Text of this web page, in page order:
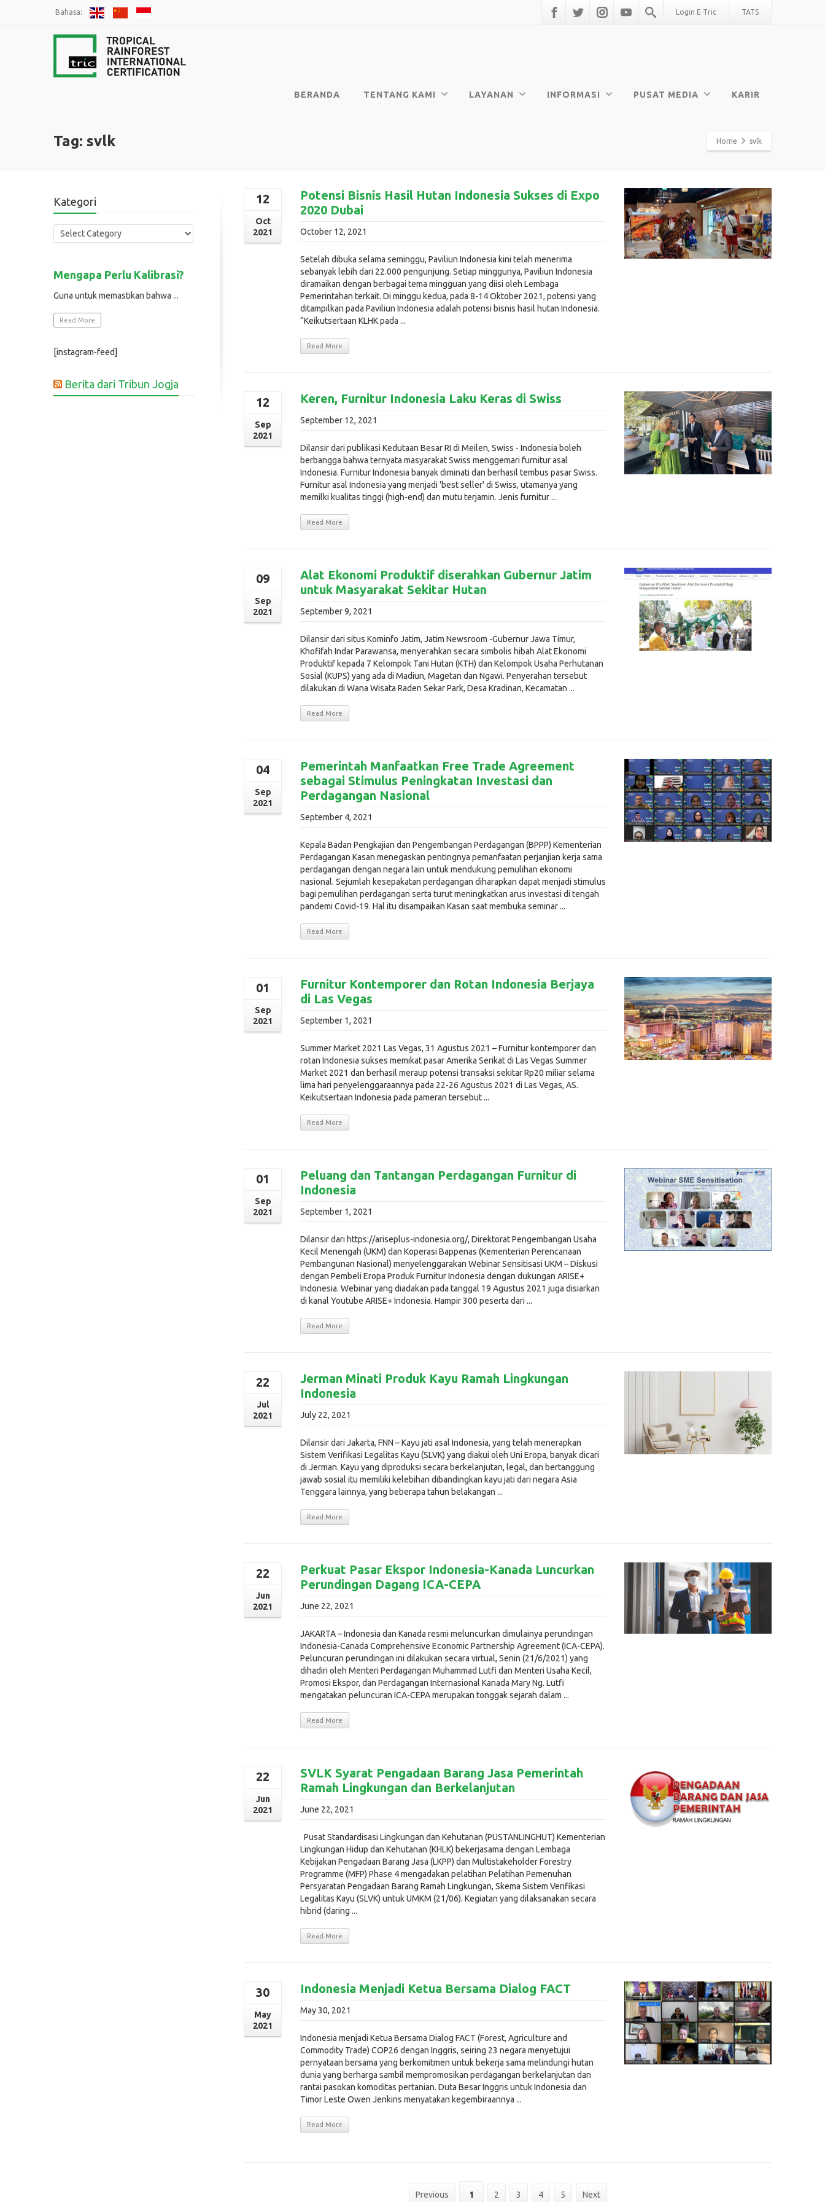
Bahasa: Login E-Tric TATS
BERANDA TENTANG KAMI LAYANAN INFORMASI PUSAT MEDIA KARIR
Tag: svlk Home svlk
12
Oct
2021
Potensi Bisnis Hasil Hutan Indonesia Sukses di Expo
2020 Dubai
October 12, 2021
Setelah dibuka selama seminggu, Paviliun Indonesia kini telah menerima
sebanyak lebih dari 22.000 pengunjung. Setiap minggunya, Paviliun Indonesia
diramaikan dengan berbagai tema mingguan yang diisi oleh Lembaga
Pemerintahan terkait. Di minggu kedua, pada 8-14 Oktober 2021, potensi yang
ditampilkan pada Paviliun Indonesia adalah potensi bisnis hasil hutan Indonesia.
“Keikutsertaan KLHK pada ...
Read More
12
Sep
2021
Keren, Furnitur Indonesia Laku Keras di Swiss
September 12, 2021
Dilansir dari publikasi Kedutaan Besar RI di Meilen, Swiss - Indonesia boleh
berbangga bahwa ternyata masyarakat Swiss menggemari furnitur asal
Indonesia. Furnitur Indonesia banyak diminati dan berhasil tembus pasar Swiss.
Furnitur asal Indonesia yang menjadi 'best seller' di Swiss, utamanya yang
memilki kualitas tinggi (high-end) dan mutu terjamin. Jenis furnitur ...
Read More
09
Sep
2021
Alat Ekonomi Produktif diserahkan Gubernur Jatim
untuk Masyarakat Sekitar Hutan
September 9, 2021
Dilansir dari situs Kominfo Jatim, Jatim Newsroom -Gubernur Jawa Timur,
Khofifah Indar Parawansa, menyerahkan secara simbolis hibah Alat Ekonomi
Produktif kepada 7 Kelompok Tani Hutan (KTH) dan Kelompok Usaha Perhutanan
Sosial (KUPS) yang ada di Madiun, Magetan dan Ngawi. Penyerahan tersebut
dilakukan di Wana Wisata Raden Sekar Park, Desa Kradinan, Kecamatan ...
Read More
04
Sep
2021
Pemerintah Manfaatkan Free Trade Agreement
sebagai Stimulus Peningkatan Investasi dan
Perdagangan Nasional
September 4, 2021
Kepala Badan Pengkajian dan Pengembangan Perdagangan (BPPP) Kementerian
Perdagangan Kasan menegaskan pentingnya pemanfaatan perjanjian kerja sama
perdagangan dengan negara lain untuk mendukung pemulihan ekonomi
nasional. Sejumlah kesepakatan perdagangan diharapkan dapat menjadi stimulus
bagi pemulihan perdagangan serta turut meningkatkan arus investasi di tengah
pandemi Covid-19. Hal itu disampaikan Kasan saat membuka seminar ...
Read More
01
Sep
2021
Furnitur Kontemporer dan Rotan Indonesia Berjaya
di Las Vegas
September 1, 2021
Summer Market 2021 Las Vegas, 31 Agustus 2021 – Furnitur kontemporer dan
rotan Indonesia sukses memikat pasar Amerika Serikat di Las Vegas Summer
Market 2021 dan berhasil meraup potensi transaksi sekitar Rp20 miliar selama
lima hari penyelenggaraannya pada 22-26 Agustus 2021 di Las Vegas, AS.
Keikutsertaan Indonesia pada pameran tersebut ...
Read More
01
Sep
2021
Peluang dan Tantangan Perdagangan Furnitur di
Indonesia
September 1, 2021
Dilansir dari https://ariseplus-indonesia.org/, Direktorat Pengembangan Usaha
Kecil Menengah (UKM) dan Koperasi Bappenas (Kementerian Perencanaan
Pembangunan Nasional) menyelenggarakan Webinar Sensitisasi UKM – Diskusi
dengan Pembeli Eropa Produk Furnitur Indonesia dengan dukungan ARISE+
Indonesia. Webinar yang diadakan pada tanggal 19 Agustus 2021 juga disiarkan
di kanal Youtube ARISE+ Indonesia. Hampir 300 peserta dari ...
Read More
22
Jul
2021
Jerman Minati Produk Kayu Ramah Lingkungan
Indonesia
July 22, 2021
Dilansir dari Jakarta, FNN – Kayu jati asal Indonesia, yang telah menerapkan
Sistem Verifikasi Legalitas Kayu (SLVK) yang diakui oleh Uni Eropa, banyak dicari
di Jerman. Kayu yang diproduksi secara berkelanjutan, legal, dan bertanggung
jawab sosial itu memiliki kelebihan dibandingkan kayu jati dari negara Asia
Tenggara lainnya, yang beberapa tahun belakangan ...
Read More
22
Jun
2021
Perkuat Pasar Ekspor Indonesia-Kanada Luncurkan
Perundingan Dagang ICA-CEPA
June 22, 2021
JAKARTA – Indonesia dan Kanada resmi meluncurkan dimulainya perundingan
Indonesia-Canada Comprehensive Economic Partnership Agreement (ICA-CEPA).
Peluncuran perundingan ini dilakukan secara virtual, Senin (21/6/2021) yang
dihadiri oleh Menteri Perdagangan Muhammad Lutfi dan Menteri Usaha Kecil,
Promosi Ekspor, dan Perdagangan Internasional Kanada Mary Ng. Lutfi
mengatakan peluncuran ICA-CEPA merupakan tonggak sejarah dalam ...
Read More
22
Jun
2021
SVLK Syarat Pengadaan Barang Jasa Pemerintah
Ramah Lingkungan dan Berkelanjutan
June 22, 2021
Pusat Standardisasi Lingkungan dan Kehutanan (PUSTANLINGHUT) Kementerian
Lingkungan Hidup dan Kehutanan (KHLK) bekerjasama dengan Lembaga
Kebijakan Pengadaan Barang Jasa (LKPP) dan Multistakeholder Forestry
Programme (MFP) Phase 4 mengadakan pelatihan Pelatihan Pemenuhan
Persyaratan Pengadaan Barang Ramah Lingkungan, Skema Sistem Verifikasi
Legalitas Kayu (SLVK) untuk UMKM (21/06). Kegiatan yang dilaksanakan secara
hibrid (daring ...
Read More
30
May
2021
Indonesia Menjadi Ketua Bersama Dialog FACT
May 30, 2021
Indonesia menjadi Ketua Bersama Dialog FACT (Forest, Agriculture and
Commodity Trade) COP26 dengan Inggris, seiring 23 negara menyetujui
pernyataan bersama yang berkomitmen untuk bekerja sama melindungi hutan
dunia yang berharga sambil mempromosikan perdagangan berkelanjutan dan
rantai pasokan komoditas pertanian. Duta Besar Inggris untuk Indonesia dan
Timor Leste Owen Jenkins menyatakan kegembiraannya ...
Read More
Previous 1 2 3 4 5 Next
Kategori
Mengapa Perlu Kalibrasi?
Guna untuk memastikan bahwa ...
Read More
[instagram-feed]
Berita dari Tribun Jogja